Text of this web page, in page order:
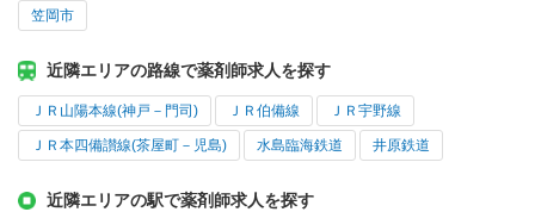
笠岡市
近隣エリアの路線で薬剤師求人を探す
ＪＲ山陽本線(神戸－門司) ＪＲ伯備線 ＪＲ宇野線
ＪＲ本四備讃線(茶屋町－児島) 水島臨海鉄道 井原鉄道
近隣エリアの駅で薬剤師求人を探す